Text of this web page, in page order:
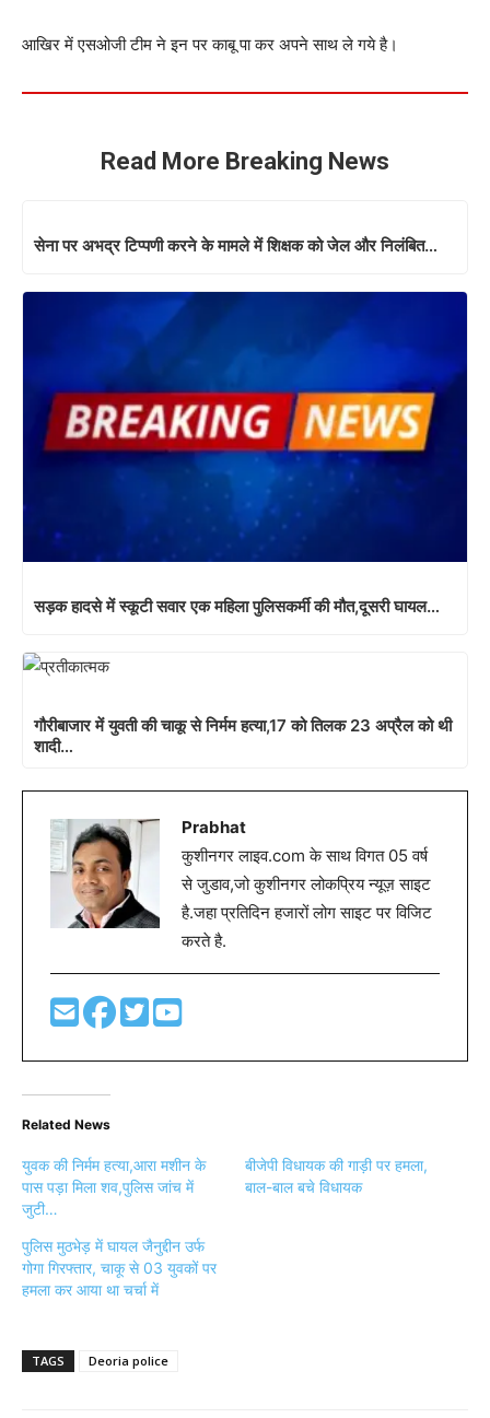
आखिर में एसओजी टीम ने इन पर काबू पा कर अपने साथ ले गये है।
Read More Breaking News
सेना पर अभद्र टिप्पणी करने के मामले में शिक्षक को जेल और निलंबित…
सड़क हादसे में स्कूटी सवार एक महिला पुलिसकर्मी की मौत,दूसरी घायल…
गौरीबाजार में युवती की चाकू से निर्मम हत्या,17 को तिलक 23 अप्रैल को थी
शादी…
Prabhat
कुशीनगर लाइव.com के साथ विगत 05 वर्ष
से जुडाव,जो कुशीनगर लोकप्रिय न्यूज़ साइट
है.जहा प्रतिदिन हजारों लोग साइट पर विजिट
करते है.
Related News
युवक की निर्मम हत्या,आरा मशीन के
पास पड़ा मिला शव,पुलिस जांच में
जुटी…
बीजेपी विधायक की गाड़ी पर हमला,
बाल-बाल बचे विधायक
पुलिस मुठभेड़ में घायल जैनुद्दीन उर्फ
गोगा गिरफ्तार, चाकू से 03 युवकों पर
हमला कर आया था चर्चा में
TAGS Deoria police